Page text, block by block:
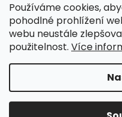
Používáme cookies,
pohodlné prohlížení
webu neustále
použitelnost. Více
Copyright 2026